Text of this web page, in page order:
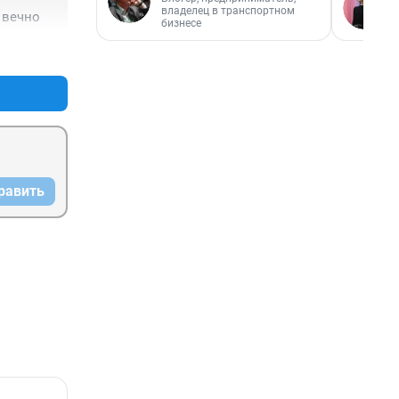
если
А
владелец в транспортном
бизнесе